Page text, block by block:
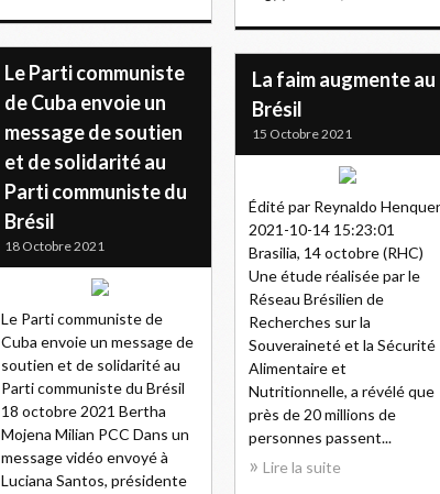
Le Parti communiste
de Cuba envoie un
message de soutien
et de solidarité au
Parti communiste du
Brésil
18 Octobre 2021
Le Parti communiste de
Cuba envoie un message de
soutien et de solidarité au
Parti communiste du Brésil
18 octobre 2021 Bertha
Mojena Milian PCC Dans un
message vidéo envoyé à
Luciana Santos, présidente
La faim augmente au
Brésil
15 Octobre 2021
Édité par Reynaldo
2021-10-14 15:23:01
Brasilia, 14 octobre (RHC)
Une étude réalisée par le
Réseau Brésilien de
Recherches sur la
Souveraineté et la Sécurité
Alimentaire et
Nutritionnelle, a révélé que
près de 20 millions de
personnes passent...
Lire la suite